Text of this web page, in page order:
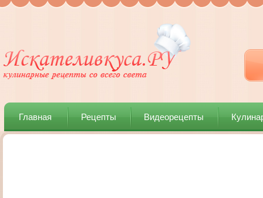
Главная Рецепты Видеорецепты